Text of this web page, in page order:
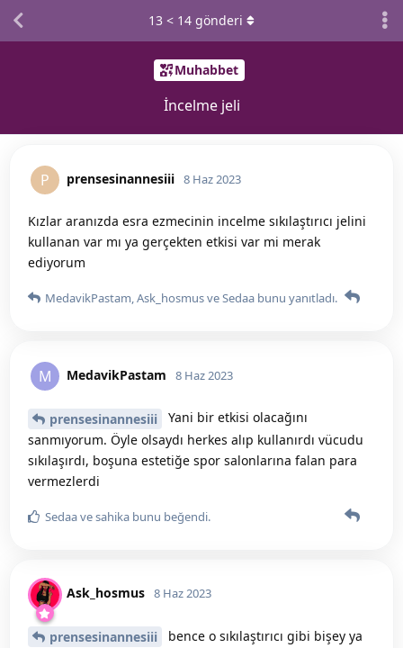
Muhabbet
İncelme jeli
13 < 14 gönderi
P prensesinannesiii 8 Haz 2023
Kızlar aranızda esra ezmecinin incelme sıkılaştırıcı jelini
kullanan var mı ya gerçekten etkisi var mi merak
ediyorum
MedavikPastam,Ask_hosmusveSedaa bunu yanıtladı.
M MedavikPastam 8 Haz 2023
prensesinannesiii
Yani bir etkisi olacağını
sanmıyorum. Öyle olsaydı herkes alıp kullanırdı vücudu
sıkılaşırdı, boşuna estetiğe spor salonlarına falan para
vermezlerdi
Sedaavesahika bunu beğendi.
Ask_hosmus 8 Haz 2023
prensesinannesiii
bence o sıkılaştırıcı gibi bişey ya